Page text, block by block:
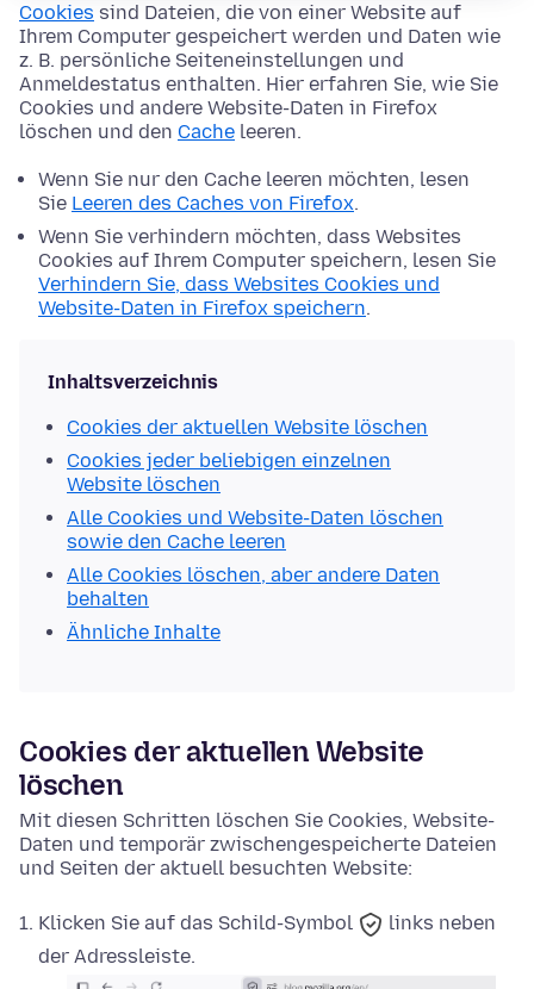
Cookies sind Dateien, die von einer Website auf
Ihrem Computer gespeichert werden und Daten wie
z. B. persönliche Seiteneinstellungen und
Anmeldestatus enthalten. Hier erfahren Sie, wie Sie
Cookies und andere Website-Daten in Firefox
löschen und den Cache leeren.
Wenn Sie nur den Cache leeren möchten, lesen
Sie Leeren des Caches von Firefox.
Wenn Sie verhindern möchten, dass Websites
Cookies auf Ihrem Computer speichern, lesen Sie
Verhindern Sie, dass Websites Cookies und
Website-Daten in Firefox speichern.
Inhaltsverzeichnis
Cookies der aktuellen Website löschen
Cookies jeder beliebigen einzelnen
Website löschen
Alle Cookies und Website-Daten löschen
sowie den Cache leeren
Alle Cookies löschen, aber andere Daten
behalten
Ähnliche Inhalte
Cookies der aktuellen Website
löschen
Mit diesen Schritten löschen Sie Cookies, Website-
Daten und temporär zwischengespeicherte Dateien
und Seiten der aktuell besuchten Website:
Klicken Sie auf das Schild-Symbol
links neben
der Adressleiste.